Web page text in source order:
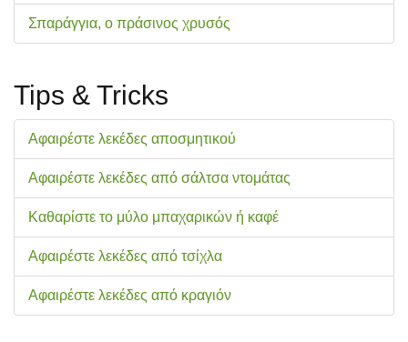
Σπαράγγια, ο πράσινος χρυσός
Tips & Tricks
Αφαιρέστε λεκέδες αποσμητικού
Αφαιρέστε λεκέδες από σάλτσα ντομάτας
Καθαρίστε το μύλο μπαχαρικών ή καφέ
Αφαιρέστε λεκέδες από τσίχλα
Αφαιρέστε λεκέδες από κραγιόν